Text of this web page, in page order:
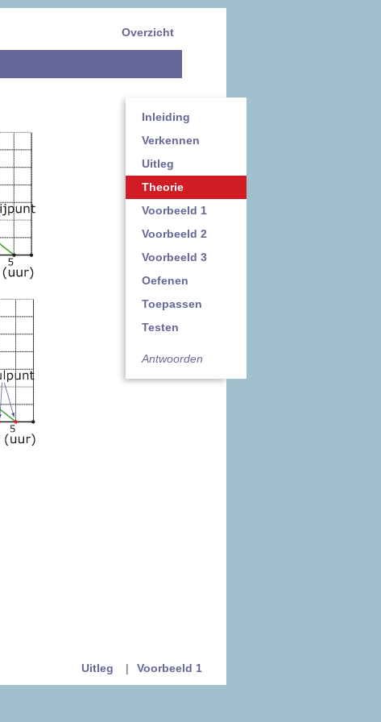
Overzicht
Inleiding
Verkennen
Uitleg
Theorie
Voorbeeld 1
Voorbeeld 2
Voorbeeld 3
Oefenen
Toepassen
Testen
Antwoorden
Voorbeeld 1
|
Uitleg